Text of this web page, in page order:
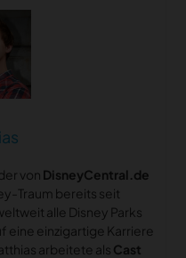
von DisneyCentral.de
Traum bereits seit
alle Disney Parks
eine einzigartige Karriere
arbeitete als Cast